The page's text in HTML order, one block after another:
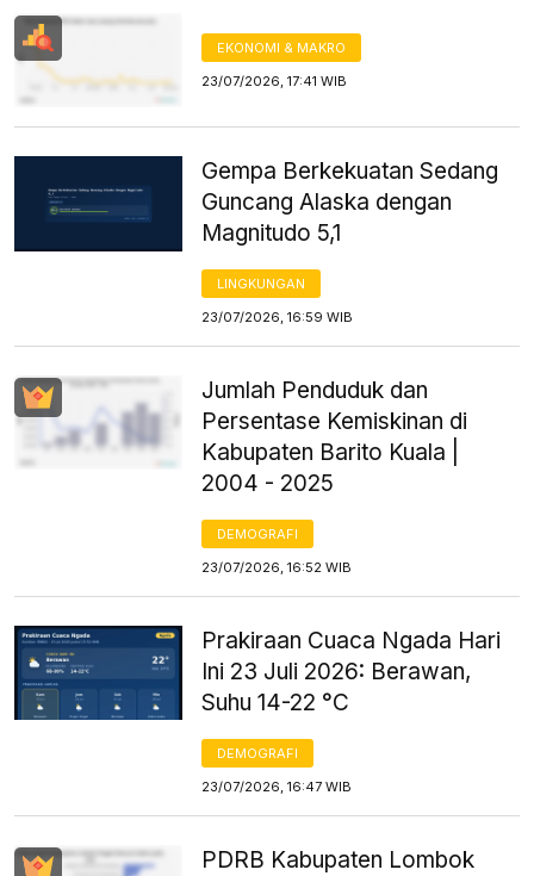
EKONOMI & MAKRO
23/07/2026, 17:41 WIB
Gempa Berkekuatan Sedang
Guncang Alaska dengan
Magnitudo 5,1
LINGKUNGAN
23/07/2026, 16:59 WIB
Jumlah Penduduk dan
Persentase Kemiskinan di
Kabupaten Barito Kuala |
2004 - 2025
DEMOGRAFI
23/07/2026, 16:52 WIB
Prakiraan Cuaca Ngada Hari
Ini 23 Juli 2026: Berawan,
Suhu 14-22 °C
DEMOGRAFI
23/07/2026, 16:47 WIB
PDRB Kabupaten Lombok